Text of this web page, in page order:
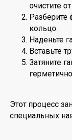
очистите
Разберите
кольцо.
Наденьте
Вставьте
Затяните
Этот процесс
специальных